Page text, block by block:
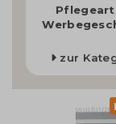
zur